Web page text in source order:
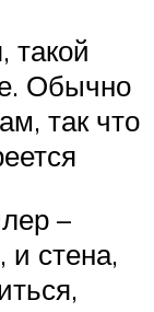
такой
Обычно
так что
–
и стена,